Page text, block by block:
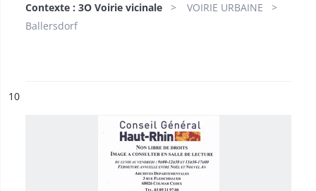
Contexte : 3O Voirie vicinale
VOIRIE URBAINE
Ballersdorf
n°
10